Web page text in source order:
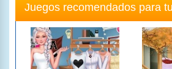
Juegos recomendados para